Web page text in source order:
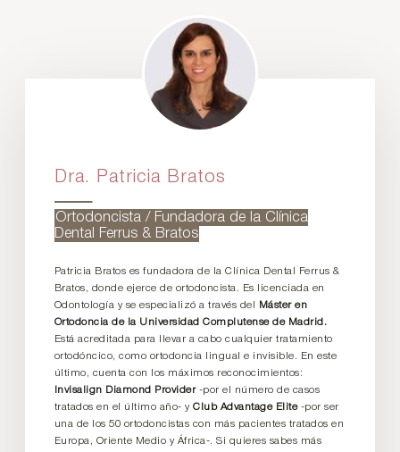
Dra. Patricia Bratos
Ortodoncista / Fundadora de la Clínica
Dental Ferrus & Bratos
Patricia Bratos es fundadora de la Clínica Dental Ferrus &
Bratos, donde ejerce de ortodoncista. Es licenciada en
Odontología y se especializó a través del
Máster en
Ortodoncia de la Universidad Complutense de Madrid.
Está acreditada para llevar a cabo cualquier tratamiento
ortodóncico, como ortodoncia lingual e invisible. En este
último, cuenta con los máximos reconocimientos:
Invisalign Diamond Provider-por el número de casos
tratados en el último año- yClub Advantage Elite-por ser
una de los 50 ortodoncistas con más pacientes tratados en
Europa, Oriente Medio y África-. Si quieres sabes más